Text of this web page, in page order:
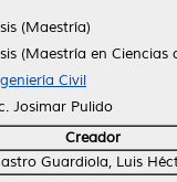
(Maestría)
(Maestría en
Civil
Josimar Pulido
Creador
Guardiola, Luis